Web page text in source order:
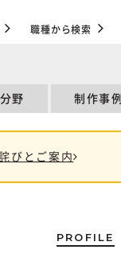
職種から検索
野 制作事例
びとご案内
PROFILE